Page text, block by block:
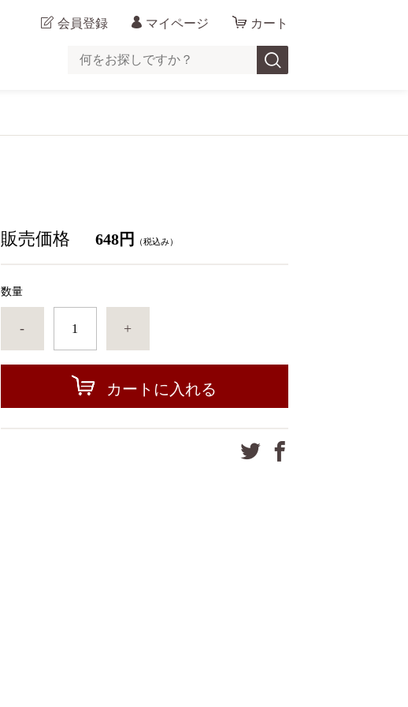
会員登録 マイページ カート
販売価格 648円 （税込み）
数量
- +
カートに入れる